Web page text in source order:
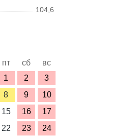
104,6
пт сб
вс
1
2
3
8 9
10
15 16
17
22 23
24